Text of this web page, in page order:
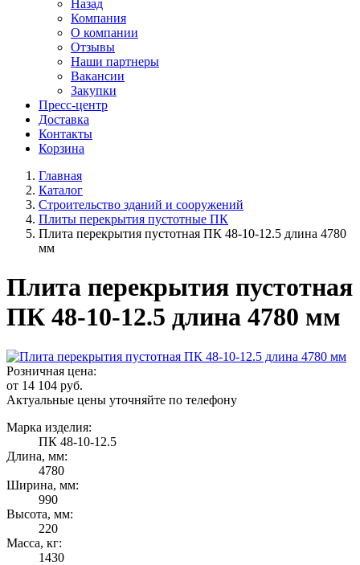
Назад
Компания
О компании
Отзывы
Наши партнеры
Вакансии
Закупки
Пресс-центр
Доставка
Контакты
Корзина
Главная
Каталог
Строительство зданий и сооружений
Плиты перекрытия пустотные ПК
Плита перекрытия пустотная ПК 48-10-12.5 длина 4780
мм
Плита перекрытия пустотная
ПК 48-10-12.5 длина 4780 мм
Розничная цена:
от 14 104 руб.
Актуальные цены уточняйте по телефону
Марка изделия:
ПК 48-10-12.5
Длина, мм:
4780
Ширина, мм:
990
Высота, мм:
220
Масса, кг:
1430